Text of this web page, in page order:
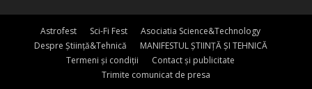
Astrofest Sci-Fi Fest
Asociatia Science&Technology
Despre Știință&Tehnică
MANIFESTUL ȘTIINȚĂ ȘI TEHNICĂ
Termeni și condiții
Contact și publicitate
Trimite comunicat de presa